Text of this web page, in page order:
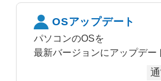
OSアップデート
パソコンのOSを
最新バージョンにアップデー